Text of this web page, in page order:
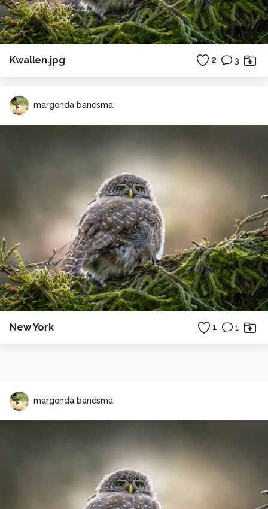
Kwallen.jpg 2 3
margonda bandsma
New York 1 1
margonda bandsma